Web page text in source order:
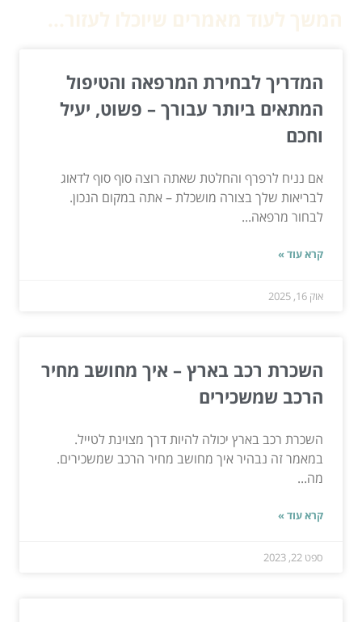
המדריך לבחירת המרפאה והטיפול
המתאים ביותר עבורך – פשוט, יעיל
וחכם
אם נניח לרפרף והחלטת שאתה רוצה סוף סוף לדאוג
לבריאות שלך בצורה מושכלת – אתה במקום הנכון.
לבחור מרפאה...
קרא עוד »
אוק 16, 2025
השכרת רכב בארץ – איך מחושב מחיר
הרכב שמשכירים
השכרת רכב בארץ יכולה להיות דרך מצוינת לטייל.
במאמר זה נבהיר איך מחושב מחיר הרכב שמשכירים.
מה...
קרא עוד »
ספט 22, 2023